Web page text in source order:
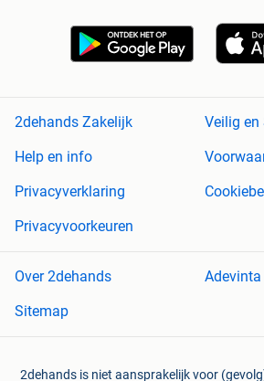
2dehands Zakelijk
Veilig en
Help en info
Privacyverklaring
Privacyvoorkeuren
Over 2dehands
Adevinta
Sitemap
2dehands is niet aansprakelijk voor